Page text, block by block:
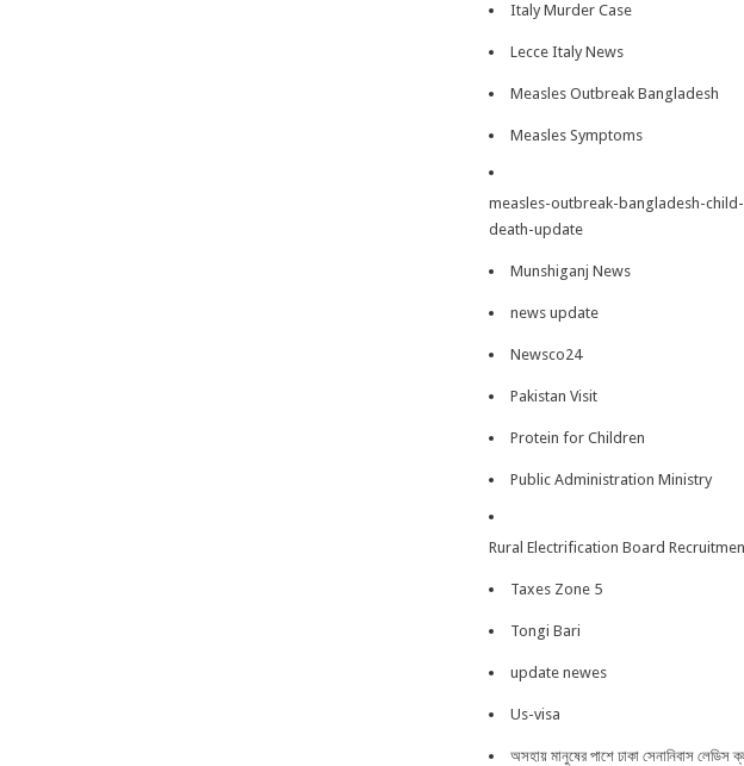
Italy Murder Case
Lecce Italy News
Measles Outbreak Bangladesh
Measles Symptoms
measles-outbreak-bangladesh-child-
death-update
Munshiganj News
news update
Newsco24
Pakistan Visit
Protein for Children
Public Administration Ministry
Rural Electrification Board
Taxes Zone 5
Tongi Bari
update newes
Us-visa
অসহায় মানুষের পাশে ঢাকা সেনানিবাস লেডিস